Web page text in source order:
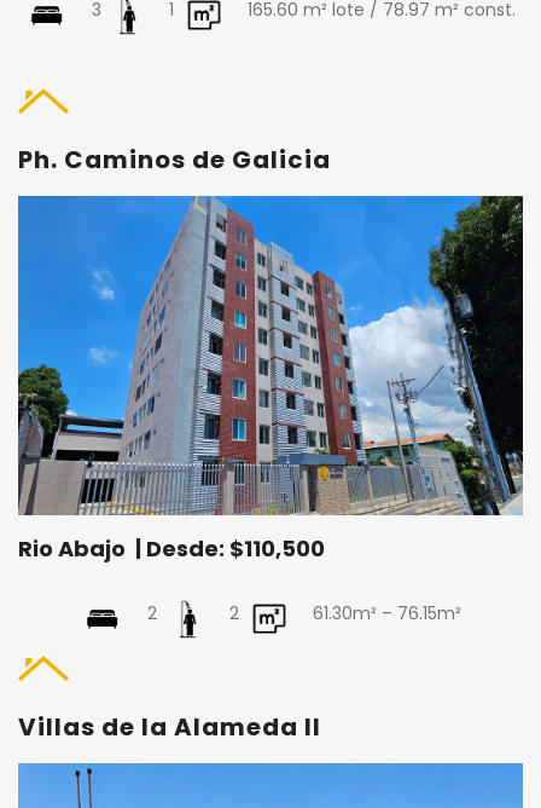
3 1 165.60 m² lote / 78.97 m² const.
Ph. Caminos de Galicia
Rio Abajo | Desde: $110,500
2 2 61.30m² – 76.15m²
Villas de la Alameda II